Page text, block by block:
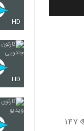
۱۴۷
HD
HD